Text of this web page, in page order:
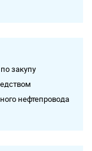
закупу
нефтепровода